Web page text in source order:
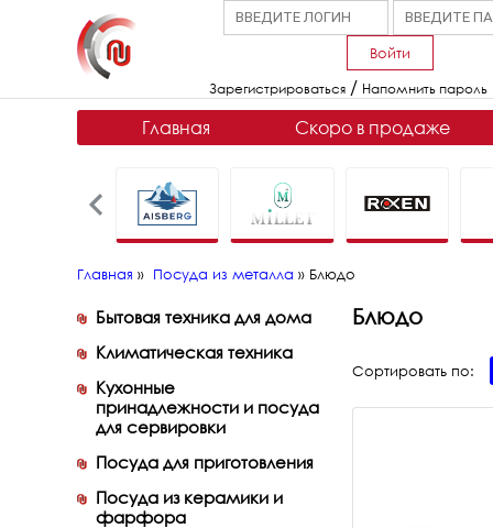
Войти
Зарегистрироваться / Напомнить пароль
Главная Скоро в продаже
Главная » Посуда из металла » Блюдо
Бытовая техника для дома
Климатическая техника
Кухонные
принадлежности и посуда
для сервировки
Посуда для приготовления
Посуда из керамики и
фарфора
Блюдо
Сортировать по: